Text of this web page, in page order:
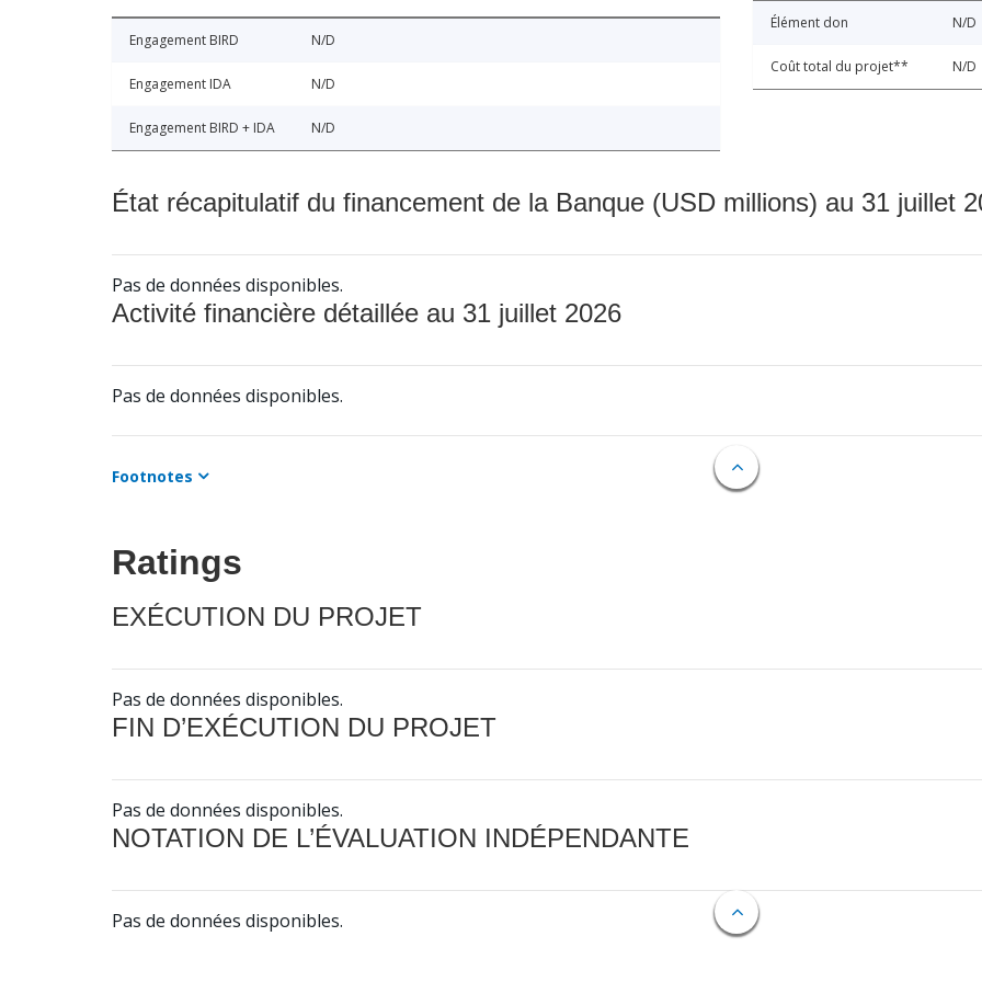
Engagement BIRD N/D
Engagement IDA N/D
Engagement BIRD + IDA N/D
Élément don N/D
Coût total du projet** N/D
État récapitulatif du financement de la Banque (USD millions) au 31 juillet
Pas de données disponibles.
Activité financière détaillée au 31 juillet 2026
Pas de données disponibles.
Footnotes
Ratings
EXÉCUTION DU PROJET
Pas de données disponibles.
FIN D’EXÉCUTION DU PROJET
Pas de données disponibles.
NOTATION DE L’ÉVALUATION INDÉPENDANTE
Pas de données disponibles.